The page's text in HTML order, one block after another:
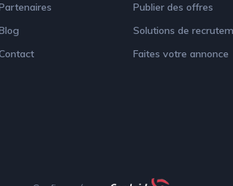
Publier des offres
Solutions de
Faites votre annonce